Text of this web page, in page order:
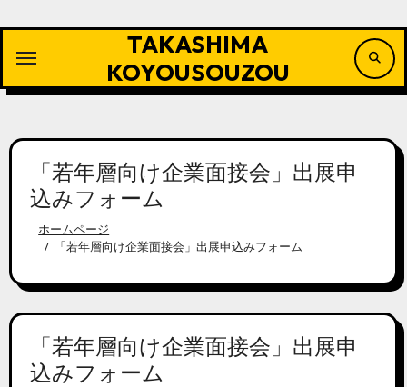
容
ッ
TAKASHIMA
KOYOUSOUZOU
「若年層向け企業面接会」出展申
込みフォーム
ホームページ
「若年層向け企業面接会」出展申込みフォーム
「若年層向け企業面接会」出展申
込みフォーム